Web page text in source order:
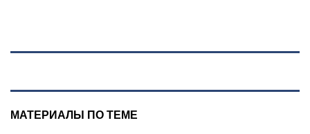
МАТЕРИАЛЫ ПО ТЕМЕ